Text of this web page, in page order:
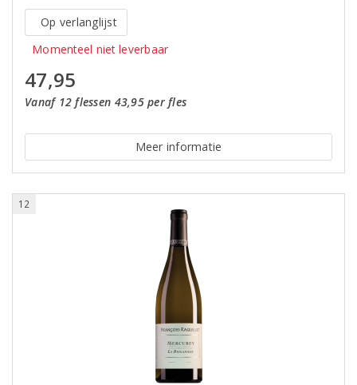
Op verlanglijst
Momenteel niet leverbaar
47,95
Vanaf 12 flessen 43,95 per fles
Meer informatie
12